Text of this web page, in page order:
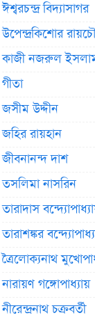
ঈশ্বরচন্দ্র বিদ্যাসাগর
উপেন্দ্রকিশোর
কাজী নজরুল
গীতা
জসীম উদ্দীন
জহির রায়হান
জীবনানন্দ দাশ
তসলিমা নাসরিন
তারাদাস
তারাশঙ্কর
ত্রৈলোক্যনাথ
নারায়ণ গঙ্গোপাধ্যায়
নীরেন্দ্রনাথ চক্রবর্তী